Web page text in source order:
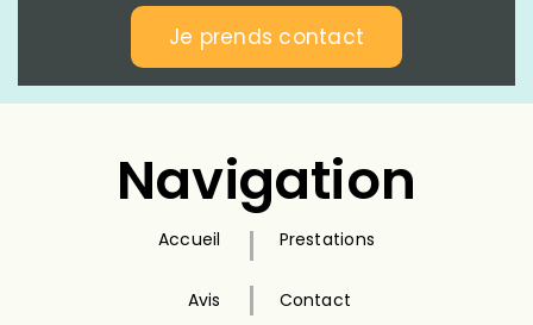
Je prends contact
Navigation
Accueil Prestations
Avis Contact